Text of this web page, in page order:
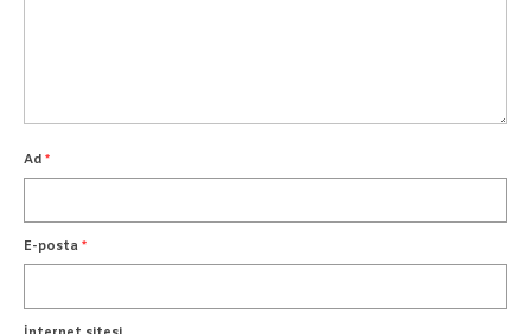
Ad *
E-posta *